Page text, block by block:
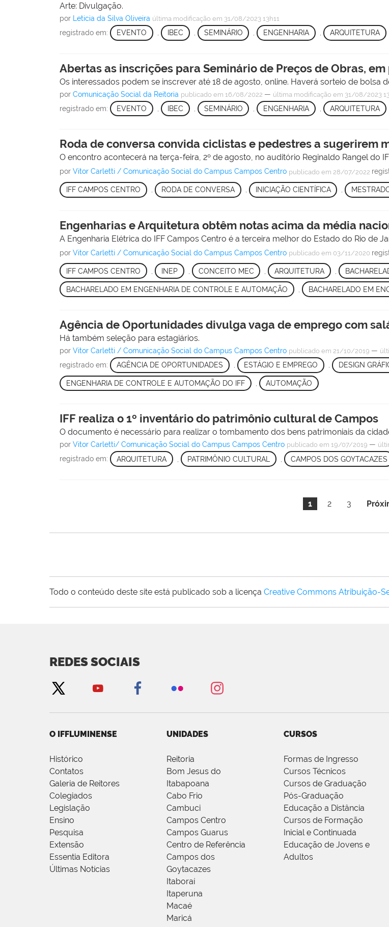
Arte: Divulgação.
por Leticia da Silva Oliveira última modificação em 31/08/2023 13h11
registrado em: EVENTO , IBEC , SEMINÁRIO , ENGENHARIA , ARQUITETURA
Abertas as inscrições para Seminário de Preços de Obras,
Os interessados podem se inscrever até 18 de agosto, online. Haverá sorteio de bolsa
porComunicação Social da Reitoria publicado em 16/08/2022 — última modificação em 31/08/2023
registrado em: EVENTO IBEC SEMINÁRIO , ENGENHARIA , ARQUITETURA
Roda de conversa convida ciclistas e pedestres a sugerirem
O encontro acontecerá na terça-feira, 2º de agosto, no auditório Reginaldo Rangel do
porVitor Carletti / Comunicação Social do Campus Campos Centro publicado em 28/07/2022
IFF CAMPOS CENTRO , RODA DE CONVERSA , INICIAÇÃO CIENTÍFICA ,
Engenharias e Arquitetura obtêm notas acima da média
A Engenharia Elétrica do IFF Campos Centro é a terceira melhor do Estado do Rio de
porVitor Carletti / Comunicação Social do Campus Campos Centro publicado em 03/11/2020
IFF CAMPOS CENTRO INEP CONCEITO MEC , ARQUITETURA ,
BACHARELADO EM ENGENHARIA DE CONTROLE E AUTOMAÇÃO BACHARELADO EM
Agência de Oportunidades divulga vaga de emprego com
Há também seleção para estagiários.
porVitor Carletti / Comunicação Social do Campus Campos Centro publicado em 21/10/2019 —
registrado em: AGÊNCIA DE OPORTUNIDADES , ESTÁGIO E EMPREGO , DESIGN
ENGENHARIA DE CONTROLE E AUTOMAÇÃO DO IFF AUTOMAÇÃO
IFF realiza o 1º inventário do patrimônio cultural de Campos
O documento é necessário para realizar o tombamento dos bens patrimoniais da
porVitor Carletti/ Comunicação Social do Campus Campos Centro publicado em 19/07/2019 —
registrado em: ARQUITETURA PATRIMÔNIO CULTURAL CAMPOS DOS GOYTACAZES
1 2 3
Todo o conteúdo deste site está publicado sob a licença Creative Commons Atribuição-
REDES SOCIAIS
O IFFLUMINENSE
Histórico
Contatos
Galeria de Reitores
Colegiados
Legislação
Ensino
Pesquisa
Extensão
Essentia Editora
Últimas Notícias
UNIDADES
Reitoria
Bom Jesus do
Itabapoana
Cabo Frio
Cambuci
Campos Centro
Campos Guarus
Centro de Referência
Campos dos
Goytacazes
Itaboraí
Itaperuna
Macaé
Maricá
CURSOS
Formas de Ingresso
Cursos Técnicos
Cursos de Graduação
Pós-Graduação
Educação a Distância
Cursos de Formação
Inicial e Continuada
Educação de Jovens e
Adultos